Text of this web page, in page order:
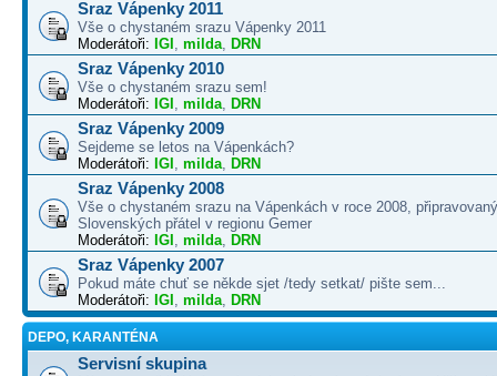
Sraz Vápenky 2011
Vše o chystaném srazu Vápenky 2011
Moderátoři: IGI , milda, DRN
Sraz Vápenky 2010
Vše o chystaném srazu sem!
Moderátoři: IGI , milda, DRN
Sraz Vápenky 2009
Sejdeme se letos na Vápenkách?
Moderátoři: IGI , milda, DRN
Sraz Vápenky 2008
Vše o chystaném srazu na Vápenkách v roce 2008,
Slovenských přátel v regionu Gemer
Moderátoři: IGI , milda, DRN
Sraz Vápenky 2007
Pokud máte chuť se někde sjet /tedy setkat/ pište sem...
Moderátoři: IGI , milda, DRN
DEPO, KARANTÉNA
Servisní skupina